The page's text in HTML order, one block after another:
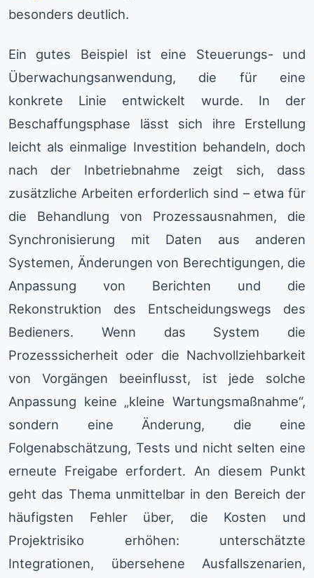
besonders deutlich.
Ein gutes Beispiel ist eine Steuerungs- und
Überwachungsanwendung, die für eine
konkrete Linie entwickelt wurde. In der
Beschaffungsphase lässt sich ihre Erstellung
leicht als einmalige Investition behandeln, doch
nach der Inbetriebnahme zeigt sich, dass
zusätzliche Arbeiten erforderlich sind – etwa für
die Behandlung von Prozessausnahmen, die
Synchronisierung mit Daten aus anderen
Systemen, Änderungen von Berechtigungen, die
Anpassung von Berichten und die
Rekonstruktion des Entscheidungswegs des
Bedieners. Wenn das System die
Prozesssicherheit oder die Nachvollziehbarkeit
von Vorgängen beeinflusst, ist jede solche
Anpassung keine „kleine Wartungsmaßnahme“,
sondern eine Änderung, die eine
Folgenabschätzung, Tests und nicht selten eine
erneute Freigabe erfordert. An diesem Punkt
geht das Thema unmittelbar in den Bereich der
häufigsten Fehler über, die Kosten und
Projektrisiko erhöhen: unterschätzte
Integrationen, übersehene Ausfallszenarien,